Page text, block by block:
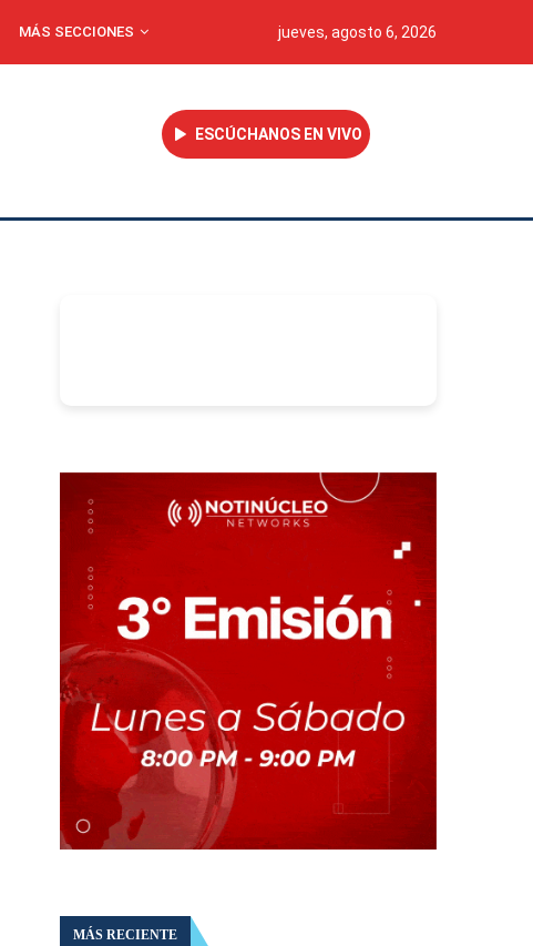
MÁS SECCIONES jueves, agosto 6, 2026
ESCÚCHANOS EN VIVO
MÁS RECIENTE